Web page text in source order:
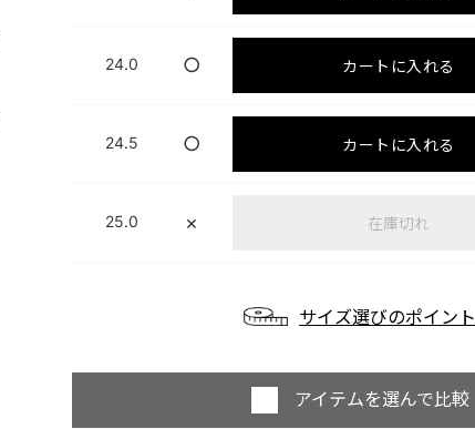
24.0 ○ カートに入れる
24.5 ○ カートに入れる
25.0 × 在庫切れ
サイズ選びのポイント
アイテムを選んで比較